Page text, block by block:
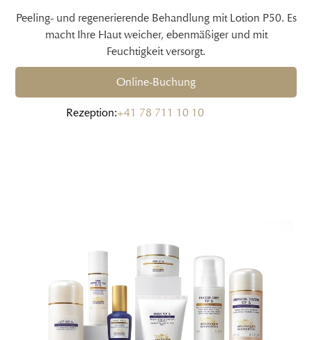
Peeling- und regenerierende Behandlung mit Lotion P50. Es
macht Ihre Haut weicher, ebenmäßiger und mit
Feuchtigkeit versorgt.
Online-Buchung
Rezeption:+41 78 711 10 10